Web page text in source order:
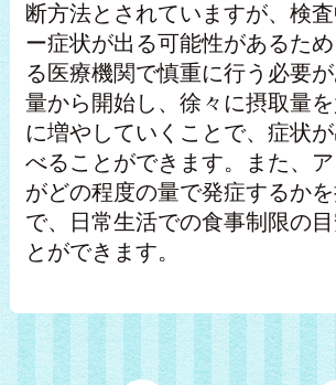
断方法とされていますが、検
ー症状が出る可能性があるた
る医療機関で慎重に行う必要
量から開始し、徐々に摂取量
に増やしていくことで、症状
べることができます。また、
がどの程度の量で発症するか
で、日常生活での食事制限の
とができます。